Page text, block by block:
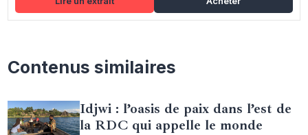
Contenus similaires
Idjwi : l’oasis de paix dans l’est de
la RDC qui appelle le monde